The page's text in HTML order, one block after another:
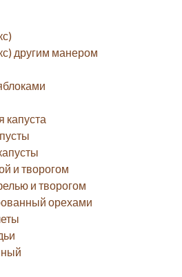
другим манером
капуста
и творогом
и творогом
орехами